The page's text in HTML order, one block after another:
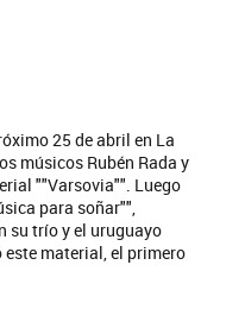
25 de abril en La
músicos Rubén Rada y
""Varsovia"". Luego
para soñar"",
su trío y el uruguayo
material, el primero